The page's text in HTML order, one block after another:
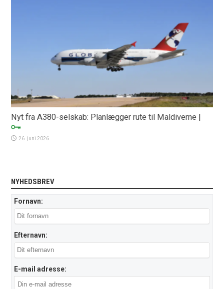
Nyt fra A380-selskab: Planlægger rute til Maldiverne |
26. juni 2026
NYHEDSBREV
Fornavn:
Efternavn:
E-mail adresse: